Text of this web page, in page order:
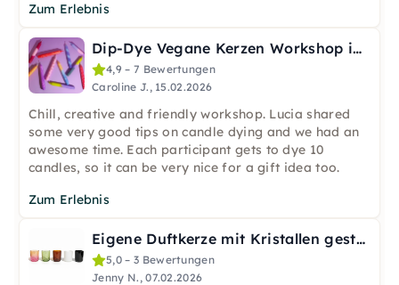
Zum Erlebnis
Dip-Dye Vegane Kerzen Workshop in Berlin
4,9 – 7 Bewertungen
Caroline J., 15.02.2026
Chill, creative and friendly workshop. Lucia shared
some very good tips on candle dying and we had an
awesome time. Each participant gets to dye 10
candles, so it can be very nice for a gift idea too.
Zum Erlebnis
Eigene Duftkerze mit Kristallen gestalten in Berlin
5,0 – 3 Bewertungen
Jenny N., 07.02.2026